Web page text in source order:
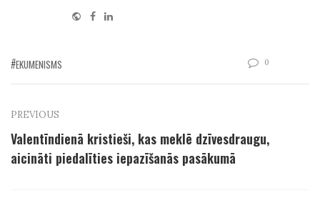
Website
Facebook
Linkedin
EKUMENISMS 0
PREVIOUS
Valentīndienā kristieši, kas meklē dzīvesdraugu,
aicināti piedalīties iepazīšanās pasākumā